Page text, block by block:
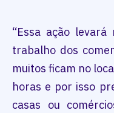
“Essa ação
trabalho dos
muitos ficam no
horas e por isso
casas ou